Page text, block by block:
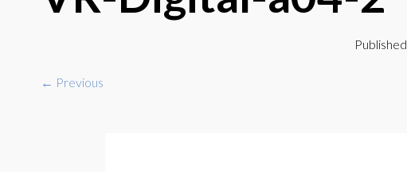
Published
← Previous